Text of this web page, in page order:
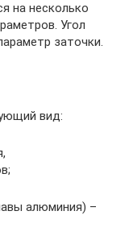
на несколько
Угол
заточки.
вид:
алюминия) –